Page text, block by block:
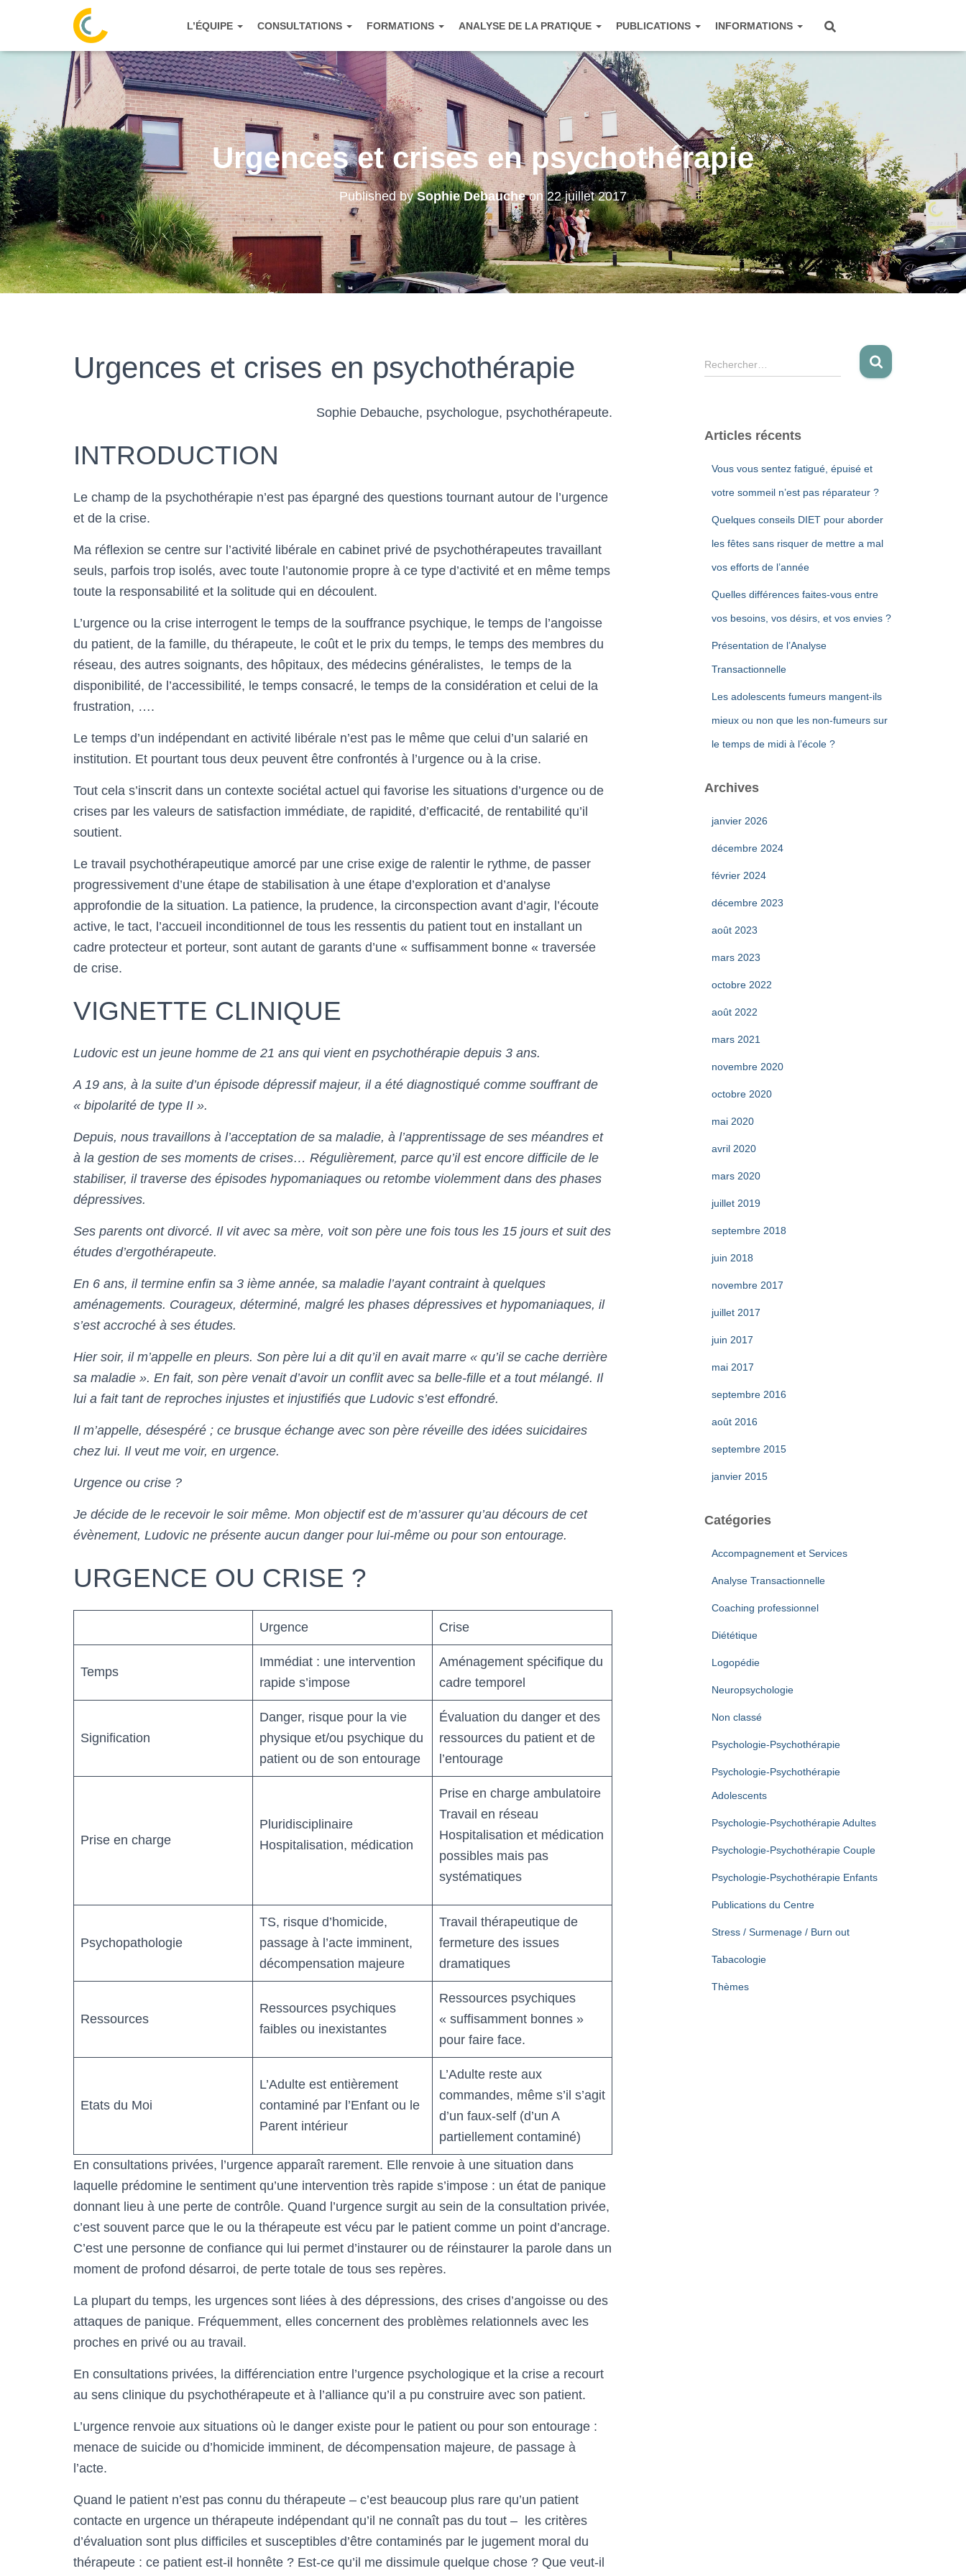
L’ÉQUIPE CONSULTATIONS FORMATIONS ANALYSE DE LA PRATIQUE PUBLICATIONS INFORMATIONS
Urgences et crises en psychothérapie
Published bySophie Debaucheon22 juillet 2017
Urgences et crises en psychothérapie
Sophie Debauche, psychologue, psychothérapeute.
INTRODUCTION
Le champ de la psychothérapie n’est pas épargné des questions tournant autour de l’urgence
et de la crise.
Ma réflexion se centre sur l’activité libérale en cabinet privé de psychothérapeutes travaillant
seuls, parfois trop isolés, avec toute l’autonomie propre à ce type d’activité et en même temps
toute la responsabilité et la solitude qui en découlent.
L’urgence ou la crise interrogent le temps de la souffrance psychique, le temps de l’angoisse
du patient, de la famille, du thérapeute, le coût et le prix du temps, le temps des membres du
réseau, des autres soignants, des hôpitaux, des médecins généralistes, le temps de la
disponibilité, de l’accessibilité, le temps consacré, le temps de la considération et celui de la
frustration, ….
Le temps d’un indépendant en activité libérale n’est pas le même que celui d’un salarié en
institution. Et pourtant tous deux peuvent être confrontés à l’urgence ou à la crise.
Tout cela s’inscrit dans un contexte sociétal actuel qui favorise les situations d’urgence ou de
crises par les valeurs de satisfaction immédiate, de rapidité, d’efficacité, de rentabilité qu’il
soutient.
Le travail psychothérapeutique amorcé par une crise exige de ralentir le rythme, de passer
progressivement d’une étape de stabilisation à une étape d’exploration et d’analyse
approfondie de la situation. La patience, la prudence, la circonspection avant d’agir, l’écoute
active, le tact, l’accueil inconditionnel de tous les ressentis du patient tout en installant un
cadre protecteur et porteur, sont autant de garants d’une « suffisamment bonne « traversée
de crise.
VIGNETTE CLINIQUE
Ludovic est un jeune homme de 21 ans qui vient en psychothérapie depuis 3 ans.
A 19 ans, à la suite d’un épisode dépressif majeur, il a été diagnostiqué comme souffrant de
« bipolarité de type II ».
Depuis, nous travaillons à l’acceptation de sa maladie, à l’apprentissage de ses méandres et
à la gestion de ses moments de crises… Régulièrement, parce qu’il est encore difficile de le
stabiliser, il traverse des épisodes hypomaniaques ou retombe violemment dans des phases
dépressives.
Ses parents ont divorcé. Il vit avec sa mère, voit son père une fois tous les 15 jours et suit des
études d’ergothérapeute.
En 6 ans, il termine enfin sa 3 ième année, sa maladie l’ayant contraint à quelques
aménagements. Courageux, déterminé, malgré les phases dépressives et hypomaniaques, il
s’est accroché à ses études.
Hier soir, il m’appelle en pleurs. Son père lui a dit qu’il en avait marre « qu’il se cache derrière
sa maladie ». En fait, son père venait d’avoir un conflit avec sa belle-fille et a tout mélangé. Il
lui a fait tant de reproches injustes et injustifiés que Ludovic s’est effondré.
Il m’appelle, désespéré ; ce brusque échange avec son père réveille des idées suicidaires
chez lui. Il veut me voir, en urgence.
Urgence ou crise ?
Je décide de le recevoir le soir même. Mon objectif est de m’assurer qu’au décours de cet
évènement, Ludovic ne présente aucun danger pour lui-même ou pour son entourage.
URGENCE OU CRISE ?
Urgence Crise
Temps
Immédiat : une intervention
rapide s’impose
Aménagement spécifique du
cadre temporel
Signification
Danger, risque pour la vie
physique et/ou psychique du
patient ou de son entourage
Évaluation du danger et des
ressources du patient et de
l’entourage
Prise en charge
Pluridisciplinaire
Hospitalisation, médication
Prise en charge ambulatoire
Travail en réseau
Hospitalisation et médication
possibles mais pas
systématiques
Psychopathologie
TS, risque d’homicide,
passage à l’acte imminent,
décompensation majeure
Travail thérapeutique de
fermeture des issues
dramatiques
Ressources
Ressources psychiques
faibles ou inexistantes
Ressources psychiques
« suffisamment bonnes »
pour faire face.
Etats du Moi
L’Adulte est entièrement
contaminé par l’Enfant ou le
Parent intérieur
L’Adulte reste aux
commandes, même s’il s’agit
d’un faux-self (d’un A
partiellement contaminé)
En consultations privées, l’urgence apparaît rarement. Elle renvoie à une situation dans
laquelle prédomine le sentiment qu’une intervention très rapide s’impose : un état de panique
donnant lieu à une perte de contrôle. Quand l’urgence surgit au sein de la consultation privée,
c’est souvent parce que le ou la thérapeute est vécu par le patient comme un point d’ancrage.
C’est une personne de confiance qui lui permet d’instaurer ou de réinstaurer la parole dans un
moment de profond désarroi, de perte totale de tous ses repères.
La plupart du temps, les urgences sont liées à des dépressions, des crises d’angoisse ou des
attaques de panique. Fréquemment, elles concernent des problèmes relationnels avec les
proches en privé ou au travail.
En consultations privées, la différenciation entre l’urgence psychologique et la crise a recourt
au sens clinique du psychothérapeute et à l’alliance qu’il a pu construire avec son patient.
L’urgence renvoie aux situations où le danger existe pour le patient ou pour son entourage :
menace de suicide ou d’homicide imminent, de décompensation majeure, de passage à
l’acte.
Quand le patient n’est pas connu du thérapeute – c’est beaucoup plus rare qu’un patient
contacte en urgence un thérapeute indépendant qu’il ne connaît pas du tout – les critères
d’évaluation sont plus difficiles et susceptibles d’être contaminés par le jugement moral du
thérapeute : ce patient est-il honnête ? Est-ce qu’il me dissimule quelque chose ? Que veut-il
R
e
r
Rechercher…
Articles récents
Vous vous sentez fatigué, épuisé et
votre sommeil n’est pas réparateur ?
Quelques conseils DIET pour aborder
les fêtes sans risquer de mettre a mal
vos efforts de l’année
Quelles différences faites-vous entre
vos besoins, vos désirs, et vos envies ?
Présentation de l’Analyse
Transactionnelle
Les adolescents fumeurs mangent-ils
mieux ou non que les non-fumeurs sur
le temps de midi à l’école ?
Archives
janvier 2026
décembre 2024
février 2024
décembre 2023
août 2023
mars 2023
octobre 2022
août 2022
mars 2021
novembre 2020
octobre 2020
mai 2020
avril 2020
mars 2020
juillet 2019
septembre 2018
juin 2018
novembre 2017
juillet 2017
juin 2017
mai 2017
septembre 2016
août 2016
septembre 2015
janvier 2015
Catégories
Accompagnement et Services
Analyse Transactionnelle
Coaching professionnel
Diététique
Logopédie
Neuropsychologie
Non classé
Psychologie-Psychothérapie
Psychologie-Psychothérapie
Adolescents
Psychologie-Psychothérapie Adultes
Psychologie-Psychothérapie Couple
Psychologie-Psychothérapie Enfants
Publications du Centre
Stress / Surmenage / Burn out
Tabacologie
Thèmes